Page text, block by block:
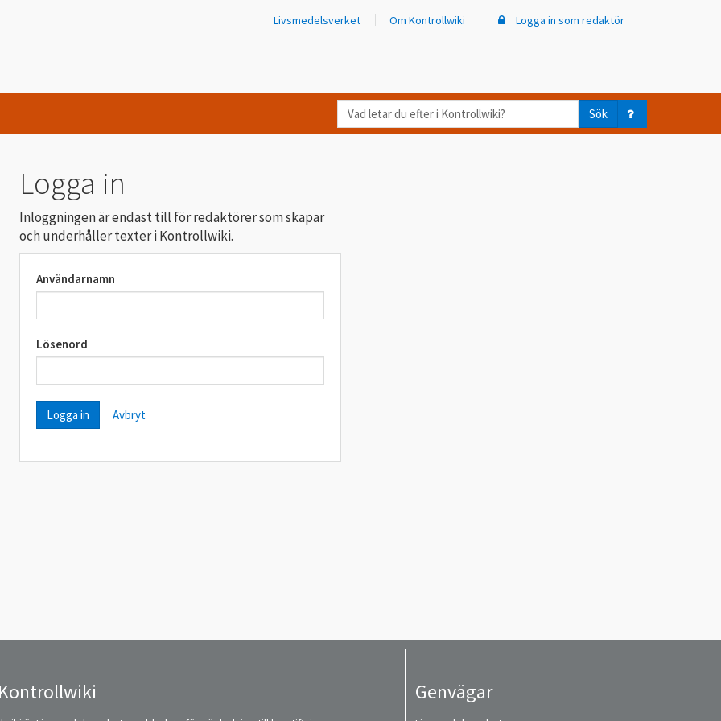
Livsmedelsverket Om Kontrollwiki Logga in som redaktör
Vad
letar
Sök
Logga in
Inloggningen är endast till för redaktörer som skapar
och underhåller texter i Kontrollwiki.
Användarnamn
Lösenord
Avbryt
Genvägar